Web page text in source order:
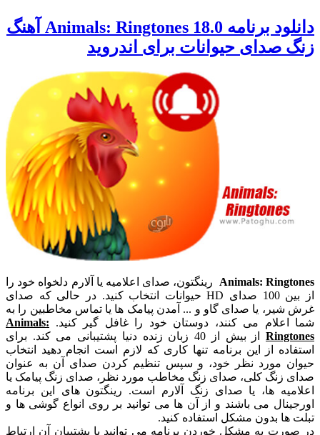
دانلود برنامه Animals: Ringtones 18.0 آهنگ
زنگ صدای حیوانات برای اندروید
Animals: Ringtones رینگتون، صدای اعلامیه یا آلارم دلخواه خود را
از بین 100 صدای HD حیوانات انتخاب کنید. در حالی که صدای
غرش شیر، یا صدای گاو و ... آمدن پیامک ها یا تماس مخاطبین را به
شما اعلام می کنند، دوستان خود را غافل گیر کنید. Animals:
Ringtones
از بیش از 40 زبان زنده دنیا پشتیبانی می کند. برای
استفاده از این برنامه تنها کاری که لازم است انجام دهید انتخاب
حیوان مورد نظر خود، و سپس تنظیم کردن صدای آن به عنوان
صدای زنگ کلی، صدای زنگ مخاطب مورد نظر، صدای زنگ پیامک یا
اعلامیه ها، یا صدای زنگ آلارم است. رینگتون های این برنامه
اورجینال می باشند و از آن ها می توانید بر روی انواع گوشی ها و
تبلت ها بدون مشکل استفاده کنید.
در صورت به مشکل خوردن برنامه می توانید با پشتیبان آن ارتباط